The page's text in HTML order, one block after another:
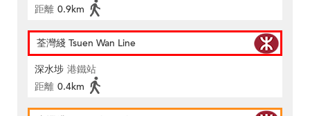
距離 0.9km
荃灣綫 Tsuen Wan Line
深水埗 港鐵站
距離 0.4km